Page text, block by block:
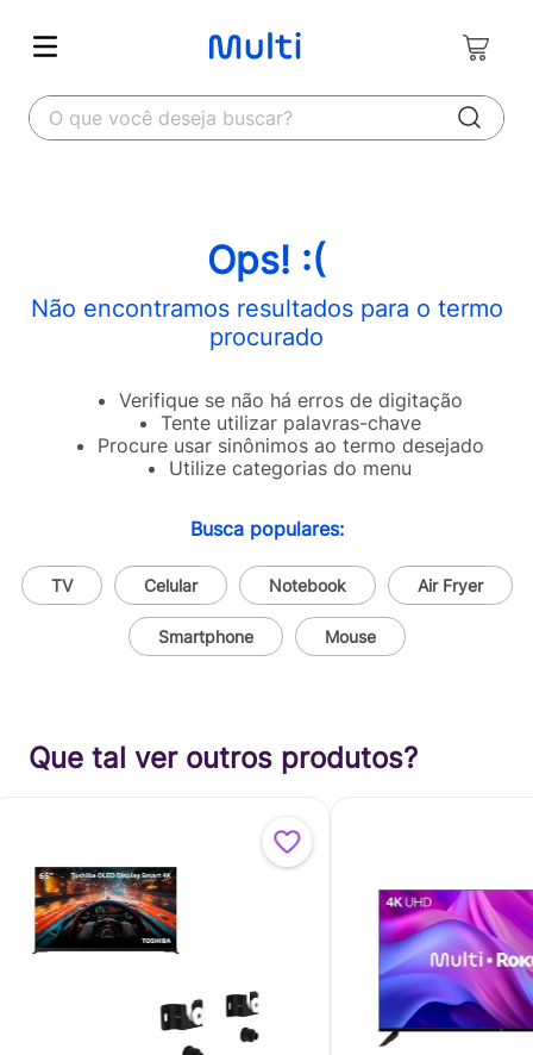
O que você deseja buscar?
Ops! :(
Não encontramos resultados para o termo
procurado
Verifique se não há erros de digitação
Tente utilizar palavras-chave
Procure usar sinônimos ao termo desejado
Utilize categorias do menu
Busca populares:
TV Celular Notebook Air Fryer
Smartphone Mouse
Que tal ver outros produtos?